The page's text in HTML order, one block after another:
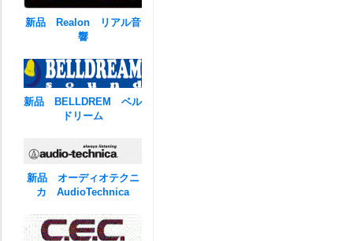
新品 Realon リアル音
響
新品 BELLDREM ベル
ドリーム
新品 オーディオテクニ
カ AudioTechnica